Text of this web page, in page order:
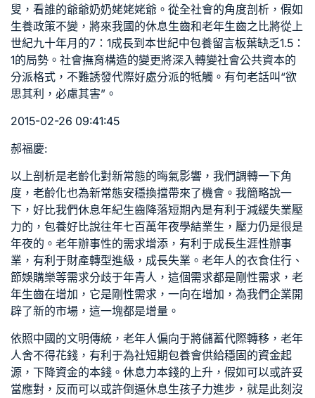
叟，看誰的爺爺奶奶姥姥姥爺。從全社會的角度剖析，假如
生養政策不變，將來我國的休息生齒和老年生齒之比將從上
世紀九十年月的7：1成長到本世紀中包養留言板葉缺乏1.5：
1的局勢。社會撫育構造的變更將深入轉變社會公共資本的
分派格式，不難誘發代際好處分派的牴觸。有句老話叫“欲
思其利，必慮其害”。
2015-02-26 09:41:45
郝福慶:
以上剖析是老齡化對新常態的晦氣影響，我們調轉一下角
度，老齡化也為新常態安穩換擋帶來了機會。我簡略說一
下，好比我們休息年紀生齒降落短期內是有利于減緩失業壓
力的， 包養好比說往年七百萬年夜學結業生，壓力仍是很是
年夜的。老年辦事性的需求增添，有利于成長生涯性辦事
業，有利于財產轉型進級，成長失業。老年人的衣食住行、
節娛購樂等需求分歧于年青人，這個需求都是剛性需求，老
年生齒在增加，它是剛性需求，一向在增加，為我們企業開
辟了新的市場，這一塊都是增量。
依照中國的文明傳統，老年人偏向于將儲蓄代際轉移，老年
人舍不得花錢，有利于為社短期包養會供給穩固的資金起
源，下降資金的本錢。休息力本錢的上升，假如可以或許妥
當應對，反而可以或許倒逼休息生孩子力進步，就是此刻沒